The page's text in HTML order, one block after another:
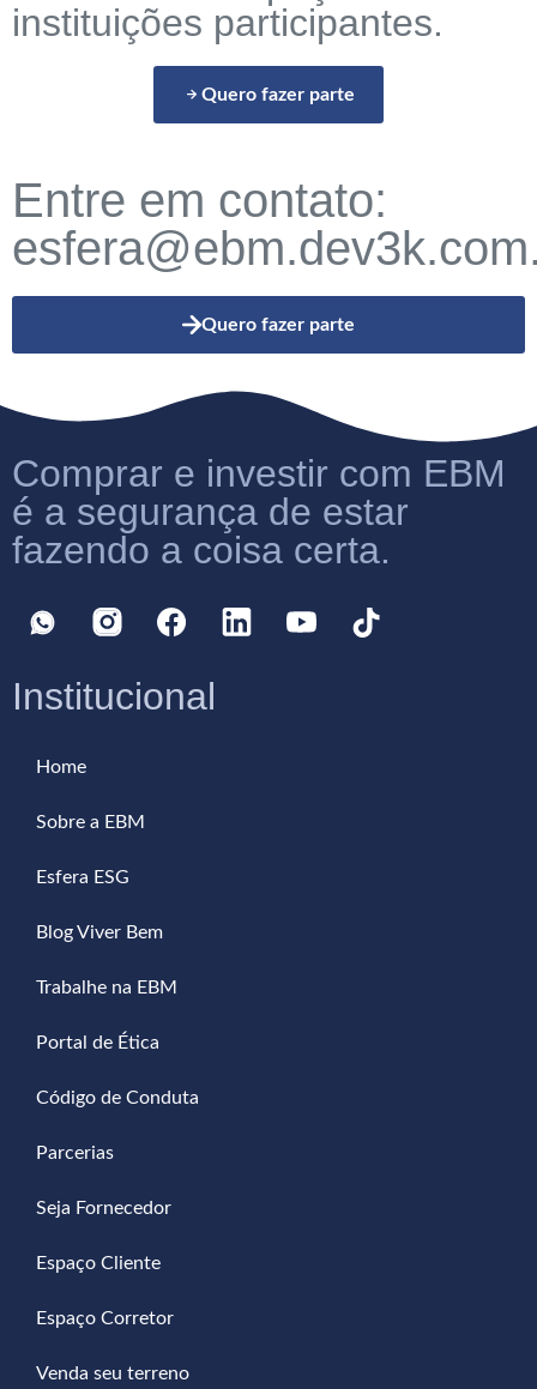
instituições participantes.
Quero fazer parte
Entre em contato:
Quero fazer parte
Comprar e investir com EBM
é a segurança de estar
fazendo a coisa certa.
Institucional
Home
Sobre a EBM
Esfera ESG
Blog Viver Bem
Trabalhe na EBM
Portal de Ética
Código de Conduta
Parcerias
Seja Fornecedor
Espaço Cliente
Espaço Corretor
Venda seu terreno